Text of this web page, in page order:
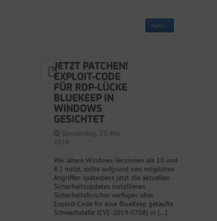
mehr...
JETZT PATCHEN!
EXPLOIT-CODE
FÜR RDP-LÜCKE
BLUEKEEP IN
WINDOWS
GESICHTET
Donnerstag, 23. Mai
2019
Wer ältere Windows-Versionen als 10 und
8.1 nutzt, sollte aufgrund von möglichen
Angriffen spätestens jetzt die aktuellen
Sicherheitsupdates installieren.
Sicherheitsforscher verfügen über
Exploit-Code für eine BlueKeep getaufte
Schwachstelle (CVE-2019-0708) in […]